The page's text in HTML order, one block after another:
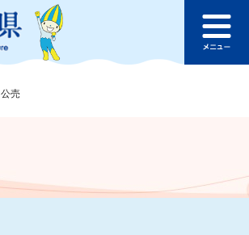
このページの本文へ
ュ
売